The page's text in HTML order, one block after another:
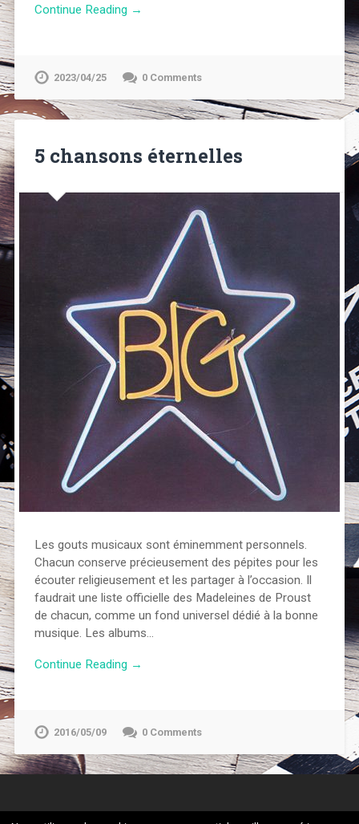
Continue Reading →
2023/04/25 0 Comments
5 chansons éternelles
Les gouts musicaux sont éminemment personnels.
Chacun conserve précieusement des pépites pour les
écouter religieusement et les partager à l’occasion. Il
faudrait une liste officielle des Madeleines de Proust
de chacun, comme un fond universel dédié à la bonne
musique. Les albums…
Continue Reading →
2016/05/09 0 Comments